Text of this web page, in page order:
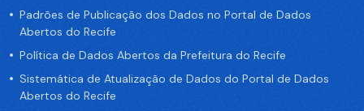
Padrões de Publicação dos Dados no Portal de Dados
Abertos do Recife
Política de Dados Abertos da Prefeitura do Recife
Sistemática de Atualização de Dados do Portal de Dados
Abertos do Recife